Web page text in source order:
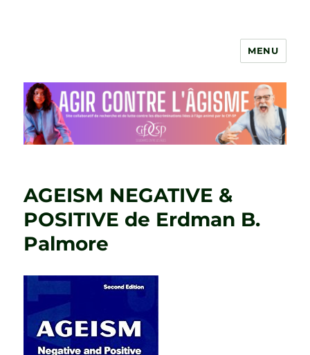
MENU
AGEISM NEGATIVE &
POSITIVE de Erdman B.
Palmore